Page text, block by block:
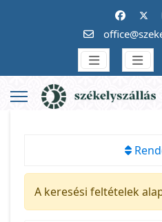
A keresési feltételek